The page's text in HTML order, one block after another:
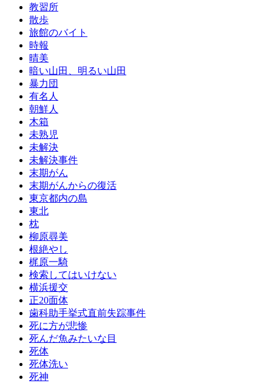
教習所
散歩
旅館のバイト
時報
晴美
暗い山田、明るい山田
暴力団
有名人
朝鮮人
木箱
未熟児
未解決
未解決事件
末期がん
末期がんからの復活
東京都内の島
東北
枕
柳原尋美
根絶やし
梶原一騎
検索してはいけない
横浜援交
正20面体
歯科助手挙式直前失踪事件
死に方が悲惨
死んだ魚みたいな目
死体
死体洗い
死神